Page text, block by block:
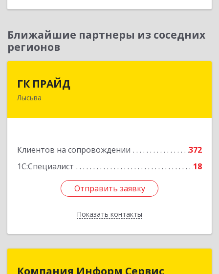
Ближайшие партнеры из соседних
регионов
ГК ПРАЙД
Лысьва
Клиентов на сопровождении
372
1С:Специалист
18
Отправить заявку
Показать контакты
618909, Пермский край, Лысьва г, Репина ул,
Отправить заявку
Назад
Компания Информ Сервис
Компания Информ Сервис